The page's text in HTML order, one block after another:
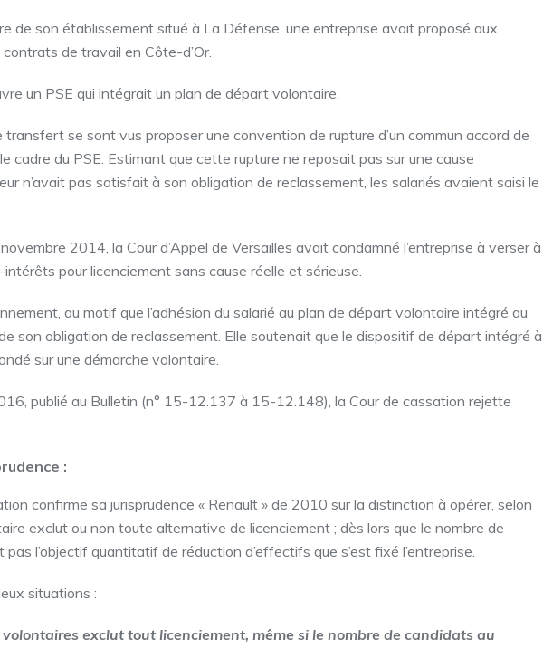
de son établissement situé à La Défense, une entreprise avait proposé aux
de travail en Côte-d’Or.
un PSE qui intégrait un plan de départ volontaire.
se sont vus proposer une convention de rupture d’un commun accord de
cadre du PSE. Estimant que cette rupture ne reposait pas sur une cause
n’avait pas satisfait à son obligation de reclassement, les salariés avaient saisi le
2014, la Cour d’Appel de Versailles avait condamné l’entreprise à verser à
pour licenciement sans cause réelle et sérieuse.
au motif que l’adhésion du salarié au plan de départ volontaire intégré au
son obligation de reclassement. Elle soutenait que le dispositif de départ intégré à
sur une démarche volontaire.
publié au Bulletin (n° 15-12.137 à 15-12.148), la Cour de cassation rejette
:
confirme sa jurisprudence « Renault » de 2010 sur la distinction à opérer, selon
exclut ou non toute alternative de licenciement ; dès lors que le nombre de
l’objectif quantitatif de réduction d’effectifs que s’est fixé l’entreprise.
situations :
exclut tout licenciement, même si le nombre de candidats au